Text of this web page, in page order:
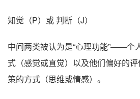
知觉（P）或 判断（J）
中间两类被认为是“心理功能”——个
式（感觉或直觉）以及他们偏好的
策的方式（思维或情感）。